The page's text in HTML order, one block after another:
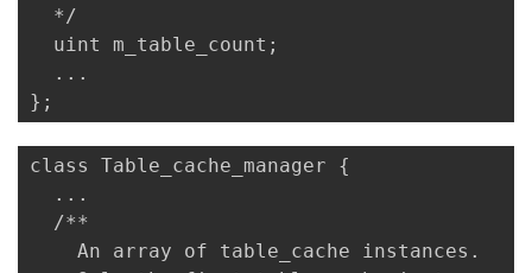
  */
  uint m_table_count;
  ...
};
class Table_cache_manager {
  ...
  /**
    An array of table_cache instances.